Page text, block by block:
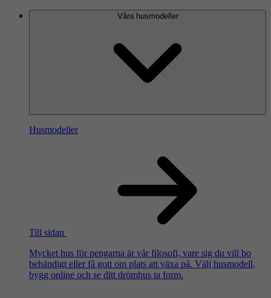
Våra husmodeller
Husmodeller
Till sidan
Mycket hus för pengarna är vår filosofi, vare sig du vill bo
behändigt eller få gott om plats att växa på. Välj husmodell,
bygg online och se ditt drömhus ta form.